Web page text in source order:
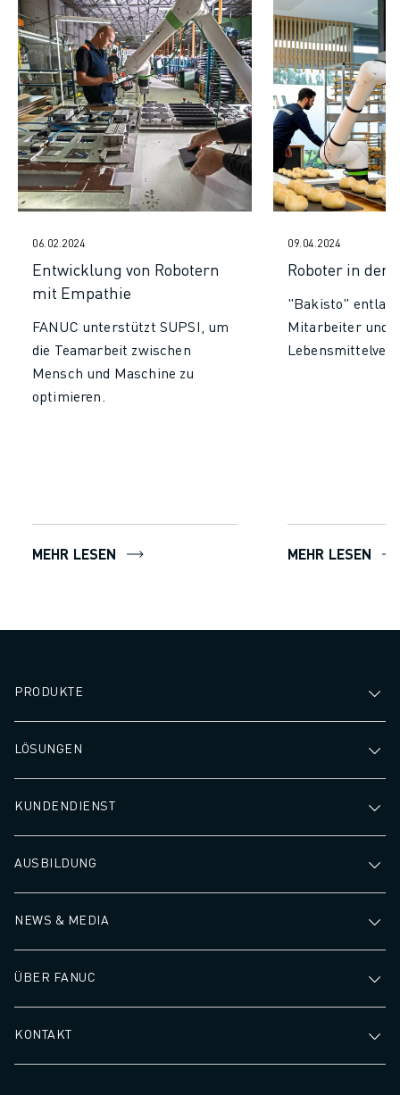
06.02.2024
Entwicklung von Robotern
mit Empathie
FANUC unterstützt SUPSI, um
die Teamarbeit zwischen
Mensch und Maschine zu
optimieren.
MEHR LESEN
09.04.2024
Roboter in der
"Bakisto"
Mitarbeiter und
MEHR LESEN
PRODUKTE
LÖSUNGEN
KUNDENDIENST
AUSBILDUNG
NEWS & MEDIA
ÜBER FANUC
KONTAKT